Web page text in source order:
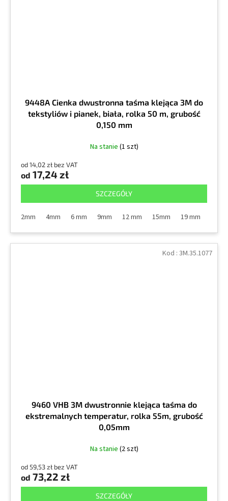
9448A Cienka dwustronna taśma klejąca 3M do
tekstyliów i pianek, biała, rolka 50 m, grubość
0,150 mm
Na stanie (1 szt)
od 14,02 zł bez VAT
od 17,24 zł
SZCZEGÓŁY
2mm 4mm 6 mm 9mm 12 mm 15mm 19 mm
9460 VHB 3M dwustronnie klejąca taśma do
ekstremalnych temperatur, rolka 55m, grubość
0,05mm
Na stanie (2 szt)
od 59,53 zł bez VAT
od 73,22 zł
SZCZEGÓŁY
Kod : 3M.35.1077